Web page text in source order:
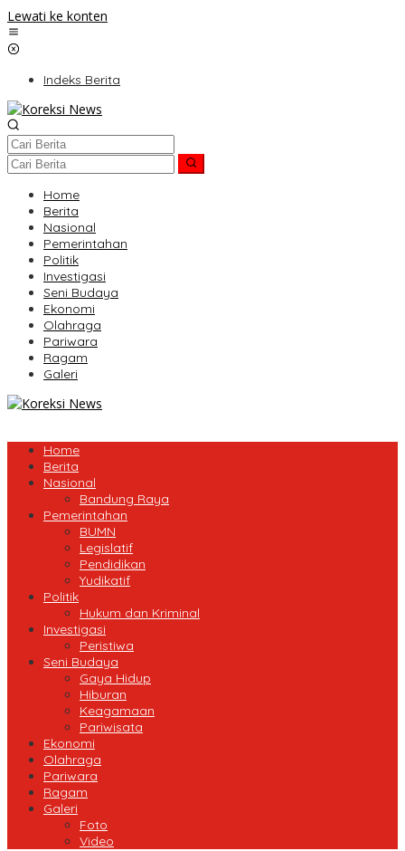
Lewati ke konten
Indeks Berita
Home
Berita
Nasional
Pemerintahan
Politik
Investigasi
Seni Budaya
Ekonomi
Olahraga
Pariwara
Ragam
Galeri
Home
Berita
Nasional
Bandung Raya
Pemerintahan
BUMN
Legislatif
Pendidikan
Yudikatif
Politik
Hukum dan Kriminal
Investigasi
Peristiwa
Seni Budaya
Gaya Hidup
Hiburan
Keagamaan
Pariwisata
Ekonomi
Olahraga
Pariwara
Ragam
Galeri
Foto
Video